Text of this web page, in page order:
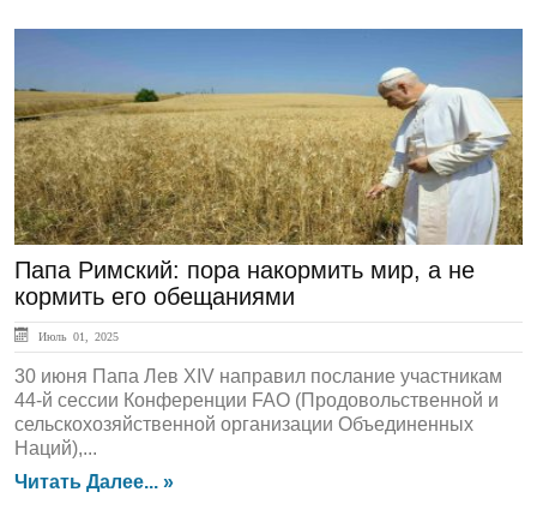
ГЛАВНАЯ
Папа Римский: пора накормить мир, а не
кормить его обещаниями
Июль 01, 2025
30 июня Папа Лев XIV направил послание участникам
44-й сессии Конференции FAO (Продовольственной и
сельскохозяйственной организации Объединенных
Наций),...
Читать Далее... »